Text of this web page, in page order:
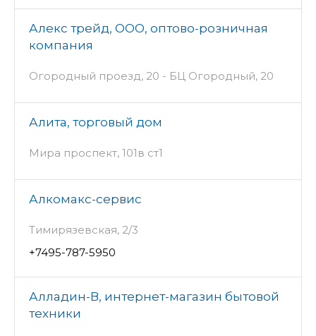
Алекс трейд, ООО, оптово-розничная
компания
Огородный проезд, 20 - БЦ Огородный, 20
Алита, торговый дом
Мира проспект, 101в ст1
Алкомакс-сервис
Тимирязевская, 2/3
+7495-787-5950
Алладин-В, интернет-магазин бытовой
техники